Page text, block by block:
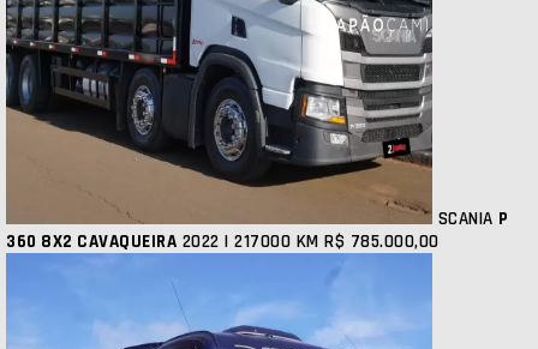
SCANIA P
360 8X2 CAVAQUEIRA 2022 | 217000 KM R$ 785.000,00